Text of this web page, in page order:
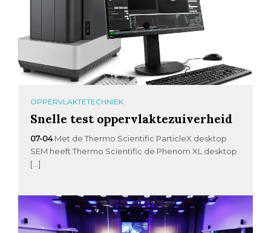
OPPERVLAKTETECHNIEK
Snelle test oppervlaktezuiverheid
07-04 Met de Thermo Scientific ParticleX desktop
SEM heeft Thermo Scientific de Phenom XL desktop
[…]